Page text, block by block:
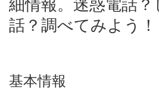
細情報。迷惑電話
話？調べてみよう！
基本情報